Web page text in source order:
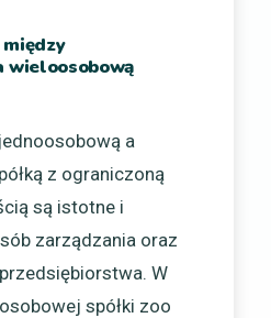
wieloosobową
a
z ograniczoną
są istotne i
zarządzania oraz
W
spółki zoo